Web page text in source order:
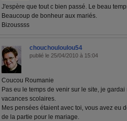
J'espère que tout c bien passé. Le beau
Beaucoup de bonheur aux mariés.
Bizoussss
chouchouloulou54
publié le 25/04/2010 à 15:04
Coucou Roumanie
Pas eu le temps de venir sur le site, je
vacances scolaires.
Mes pensées étaient avec toi, vous avez eu
de la partie pour le mariage.